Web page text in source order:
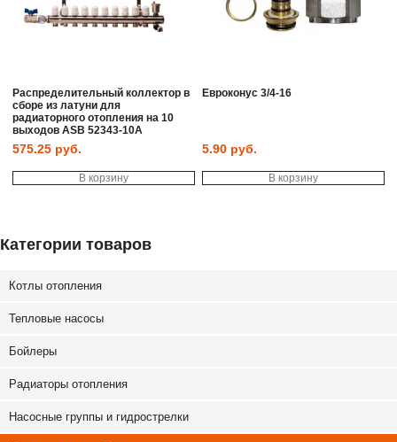
Распределительный коллектор в
сборе из латуни для
радиаторного отопления на 10
выходов ASB 52343-10A
575.25 руб.
В корзину
Евроконус 3/4-16
5.90 руб.
В корзину
Категории товаров
Котлы отопления
Тепловые насосы
Бойлеры
Радиаторы отопления
Насосные группы и гидрострелки